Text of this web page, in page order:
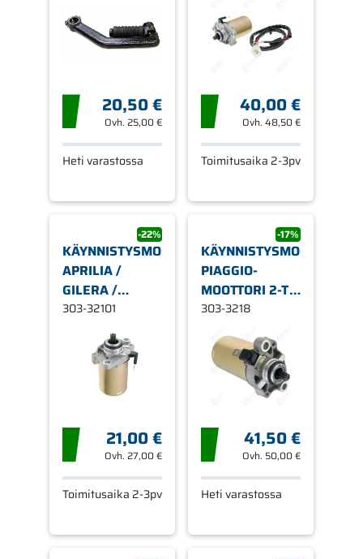
(PIAGGIO),
ILMA/NESTE
20,50 €
Ovh. 25,00 €
Heti varastossa
60MM / 11-
HAMMASTA
40,00 €
Ovh.48,50 €
Toimitusaika 2-3pv
-22%
KÄYNNISTYSMOOTTORI,
APRILIA /
GILERA /
PIAGGIO /
PEUGEOT, CC:
60MM / 11-
HAMMASTA
303-32101
21,00 €
Ovh. 27,00 €
Toimitusaika 2-3pv
-17%
KÄYNNISTYSMOOTTORI,
PIAGGIO-
MOOTTORI 2-T
RUISKU & 4-T,
10-HAMMSTA
303-3218
41,50 €
Ovh. 50,00 €
Heti varastossa